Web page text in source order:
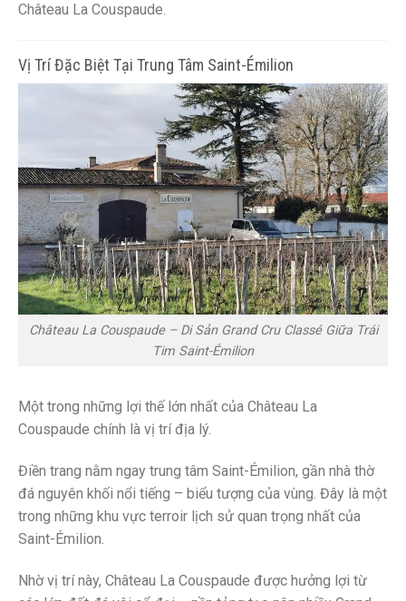
Château La Couspaude.
Vị Trí Đặc Biệt Tại Trung Tâm Saint-Émilion
Château La Couspaude – Di Sản Grand Cru Classé Giữa Trái
Tim Saint-Émilion
Một trong những lợi thế lớn nhất của Château La
Couspaude chính là vị trí địa lý.
Điền trang nằm ngay trung tâm Saint-Émilion, gần nhà thờ
đá nguyên khối nổi tiếng – biểu tượng của vùng. Đây là một
trong những khu vực terroir lịch sử quan trọng nhất của
Saint-Émilion.
Nhờ vị trí này, Château La Couspaude được hưởng lợi từ